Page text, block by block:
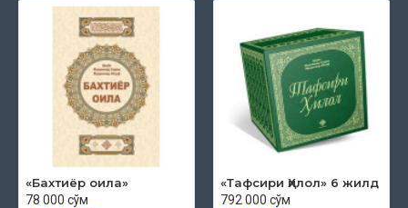
«Бахтиёр оила»
78 000 сўм
«Тафсири Ҳилол» 6 жилд
792 000 сўм